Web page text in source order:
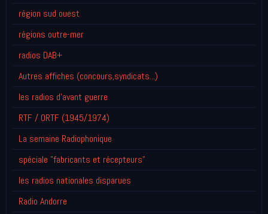
région sud ouest
régions outre-mer
radios DAB+
Autres affiches (concours,syndicats...)
les radios d'avant guerre
RTF / ORTF (1945/1974)
La semaine Radiophonique
spéciale "fabricants et récepteurs"
les radios nationales disparues
Radio Andorre